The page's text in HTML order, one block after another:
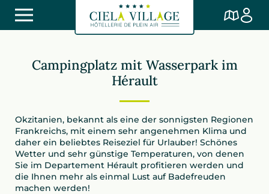
Campingplatz mit Wasserpark im
Hérault
Okzitanien, bekannt als eine der sonnigsten Regionen
Frankreichs, mit einem sehr angenehmen Klima und
daher ein beliebtes Reiseziel für Urlauber! Schönes
Wetter und sehr günstige Temperaturen, von denen
Sie im Departement Hérault profitieren werden und
die Ihnen mehr als einmal Lust auf Badefreuden
machen werden!